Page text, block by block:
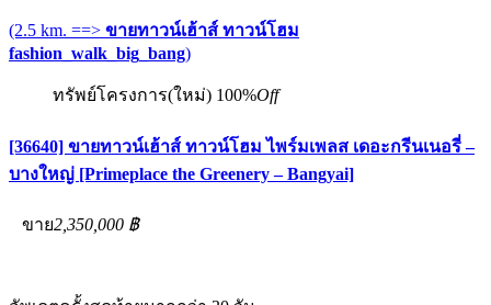
(2.5 km. ==> ขายทาวน์เฮ้าส์ ทาวน์โฮม
fashion_walk_big_bang)
ทรัพย์โครงการ(ใหม่) 100%Off
[36640] ขายทาวน์เฮ้าส์ ทาวน์โฮม ไพร์มเพลส เดอะกรีนเนอรี่ –
บางใหญ่ [Primeplace the Greenery – Bangyai]
ขาย2,350,000 ฿